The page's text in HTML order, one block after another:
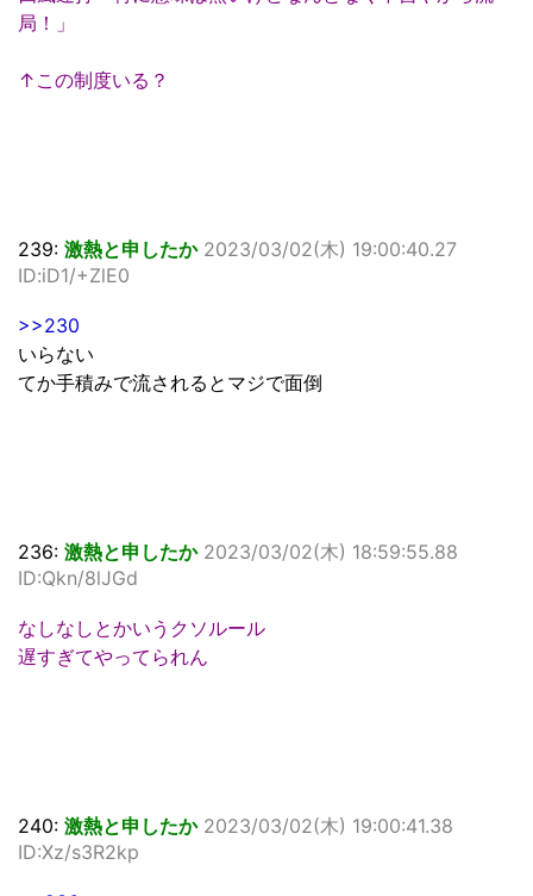
局！」
↑この制度いる？
239: 激熱と申したか 2023/03/02(木) 19:00:40.27
ID:iD1/+ZlE0
>>230
いらない
てか手積みで流されるとマジで面倒
236: 激熱と申したか 2023/03/02(木) 18:59:55.88
ID:Qkn/8lJGd
なしなしとかいうクソルール
遅すぎてやってられん
240: 激熱と申したか 2023/03/02(木) 19:00:41.38
ID:Xz/s3R2kp